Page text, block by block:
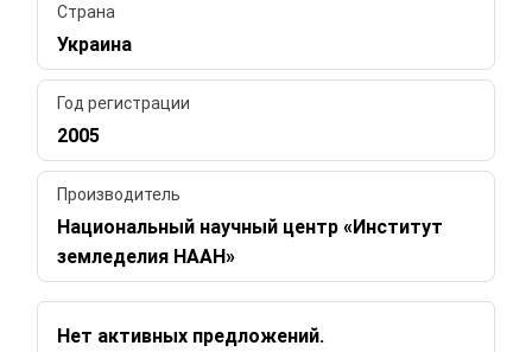
Страна
Украина
Год регистрации
2005
Производитель
Национальный научный центр «Институт
земледелия НААН»
Нет активных предложений.